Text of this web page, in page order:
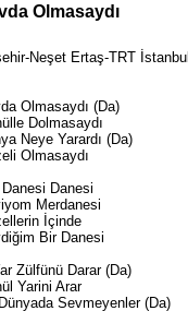
Olmasaydı
Neşet Ertaş-TRT İstanbul
Olmasaydı (Da)
Dolmasaydı
Neye Yarardı (Da)
Olmasaydı
Danesi Danesi
Merdanesi
İçinde
Bir Danesi
Zülfünü Darar (Da)
Yarini Arar
Sevmeyenler (Da)